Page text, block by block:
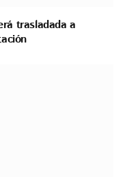
trasladada a